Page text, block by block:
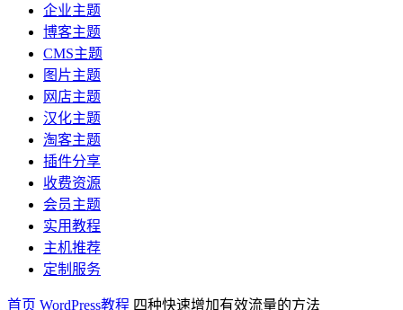
企业主题
博客主题
CMS主题
图片主题
网店主题
汉化主题
淘客主题
插件分享
收费资源
会员主题
实用教程
主机推荐
定制服务
首页 WordPress教程 四种快速增加有效流量的方法